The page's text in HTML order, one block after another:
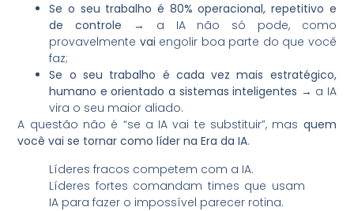
Se o seu trabalho é 80% operacional, repetitivo e
de controle → a IA não só pode, como
provavelmente vai engolir boa parte do que você
faz;
Se o seu trabalho é cada vez mais estratégico,
humano e orientado a sistemas inteligentes → a IA
vira o seu maior aliado.
A questão não é “se a IA vai te substituir”, mas quem
você vai se tornar como líder na Era da IA.
Líderes fracos competem com a IA.
Líderes fortes comandam times que usam
IA para fazer o impossível parecer rotina.